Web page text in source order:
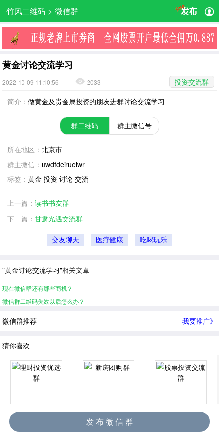
竹风二维码 > 微信群
黄金讨论交流学习
2022-10-09 11:10:56 2033
投资交流群
简介： 做黄金及贵金属投资的朋友进群讨论交流学习
群二维码 群主微信号
所在地区： 北京市
群主微信： uwdfdeirueiwr
标签： 黄金 投资 讨论 交流
上一篇： 读书书友群
下一篇： 甘肃光遇交流群
交友聊天 医疗健康 吃喝玩乐
"黄金讨论交流学习"相关文章
现在微信群还有哪些商机？
微信群二维码失效以后怎么办？
微信群推荐 我要推广》
猜你喜欢
理财投资优选群 新房团购群
发 布 微 信 群